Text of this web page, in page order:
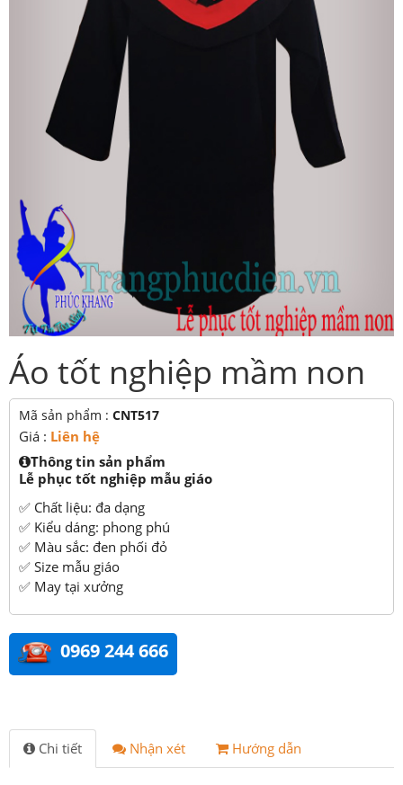
Áo tốt nghiệp mầm non
Mã sản phẩm : CNT517
Giá : Liên hệ
Thông tin sản phẩm
Lễ phục tốt nghiệp mẫu giáo
✅ Chất liệu: đa dạng
✅ Kiểu dáng: phong phú
✅ Màu sắc: đen phối đỏ
✅ Size mẫu giáo
✅ May tại xưởng
0969 244 666
Chi tiết Nhận xét Hướng dẫn